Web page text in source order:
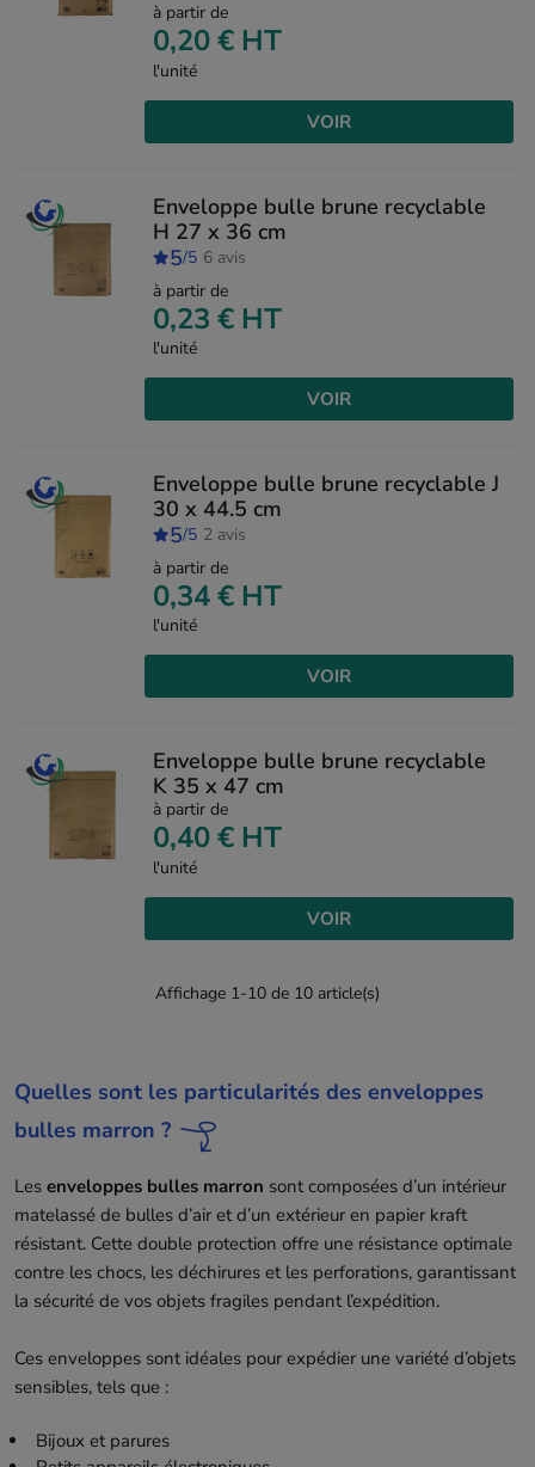
à partir de
0,20 € HT
l'unité
VOIR
Enveloppe bulle brune recyclable
H 27 x 36 cm
5/5 6 avis
à partir de
0,23 € HT
l'unité
VOIR
Enveloppe bulle brune recyclable J
30 x 44.5 cm
5/5 2 avis
à partir de
0,34 € HT
l'unité
VOIR
Enveloppe bulle brune recyclable
K 35 x 47 cm
à partir de
0,40 € HT
l'unité
VOIR
Affichage 1-10 de 10 article(s)
Quelles sont les particularités des enveloppes
bulles marron ?
Les enveloppes bulles marron sont composées d’un intérieur
matelassé de bulles d’air et d’un extérieur en papier kraft
résistant. Cette double protection offre une résistance optimale
contre les chocs, les déchirures et les perforations, garantissant
la sécurité de vos objets fragiles pendant l’expédition.
Ces enveloppes sont idéales pour expédier une variété d’objets
sensibles, tels que :
Bijoux et parures